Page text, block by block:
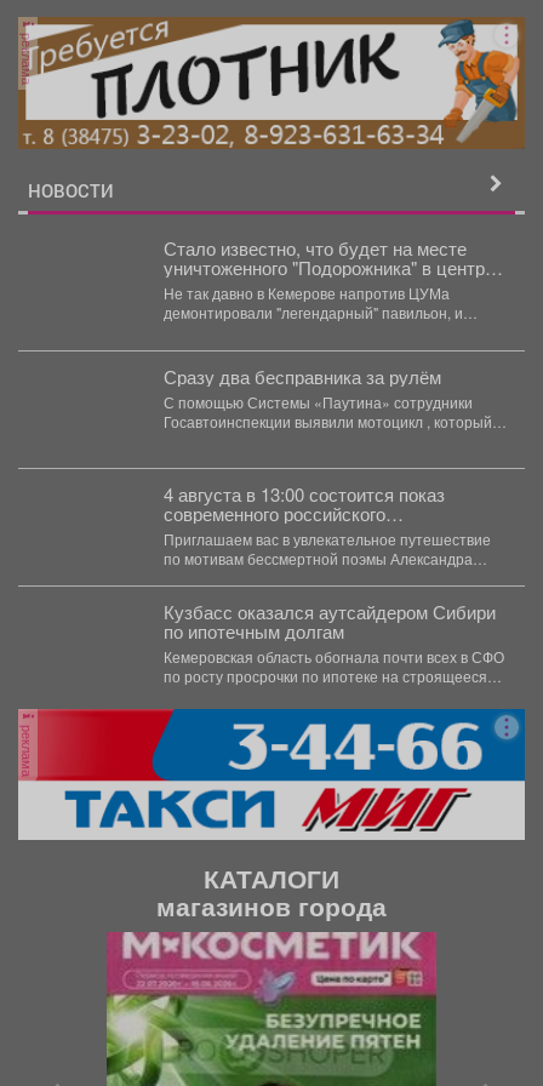
реклама
НОВОСТИ
Стало известно, что будет на месте
уничтоженного "Подорожника" в центре
Кемерова
Не так давно в Кемерове напротив ЦУМа
демонтировали "легендарный" павильон, и
Сразу два бесправника за рулём
С помощью Системы «Паутина» сотрудники
Госавтоинспекции выявили мотоцикл , который
4 августа в 13:00 состоится показ
современного российского
анимационного фильма «Руслан и
Людмил
Приглашаем вас в увлекательное путешествие
по мотивам бессмертной поэмы Александра
Кузбасс оказался аутсайдером Сибири
по ипотечным долгам
Кемеровская область обогнала почти всех в СФО
по росту просрочки по ипотеке на строящееся
реклама
КАТАЛОГИ
магазинов города